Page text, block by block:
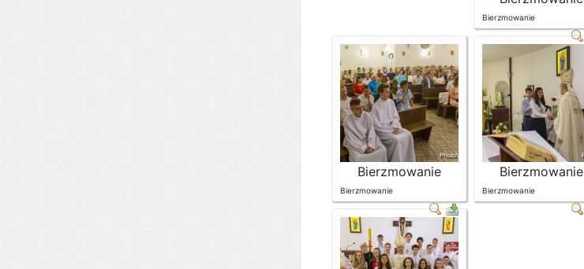
Bierzmowanie
Bierzmowanie
Bierzmowanie
Bierzmowanie
Bierzmowanie